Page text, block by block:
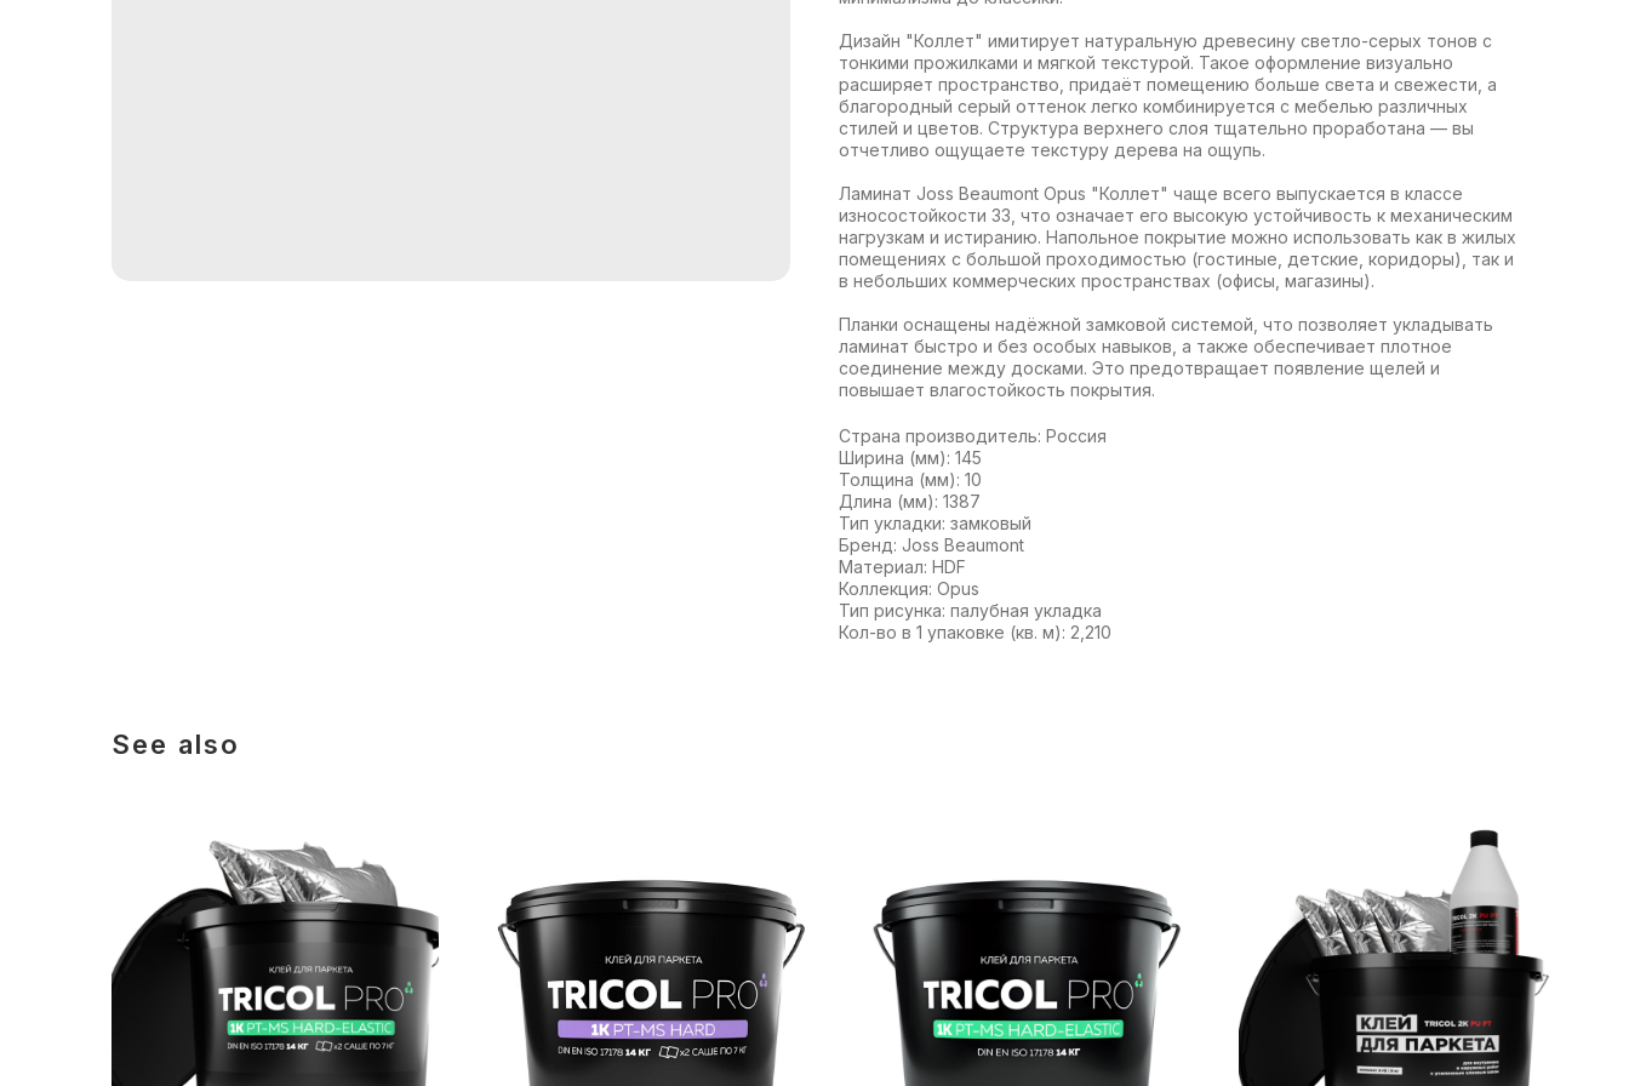
Дизайн "Коллет" имитирует натуральную древесину светло-серых тонов с
тонкими прожилками и мягкой текстурой. Такое оформление визуально
расширяет пространство, придаёт помещению больше света и свежести, а
благородный серый оттенок легко комбинируется с мебелью различных
стилей и цветов. Структура верхнего слоя тщательно проработана — вы
отчетливо ощущаете текстуру дерева на ощупь.
Ламинат Joss Beaumont Opus "Коллет" чаще всего выпускается в классе
износостойкости 33, что означает его высокую устойчивость к механическим
нагрузкам и истиранию. Напольное покрытие можно использовать как в жилых
помещениях с большой проходимостью (гостиные, детские, коридоры), так и
в небольших коммерческих пространствах (офисы, магазины).
Планки оснащены надёжной замковой системой, что позволяет укладывать
ламинат быстро и без особых навыков, а также обеспечивает плотное
соединение между досками. Это предотвращает появление щелей и
повышает влагостойкость покрытия.
Страна производитель: Россия
Ширина (мм): 145
Толщина (мм): 10
Длина (мм): 1387
Тип укладки: замковый
Бренд: Joss Beaumont
Материал: HDF
Коллекция: Opus
Тип рисунка: палубная укладка
Кол-во в 1 упаковке (кв. м): 2,210
See also